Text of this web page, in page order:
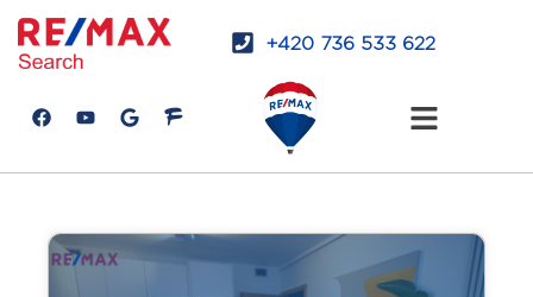
+420 736 533 622